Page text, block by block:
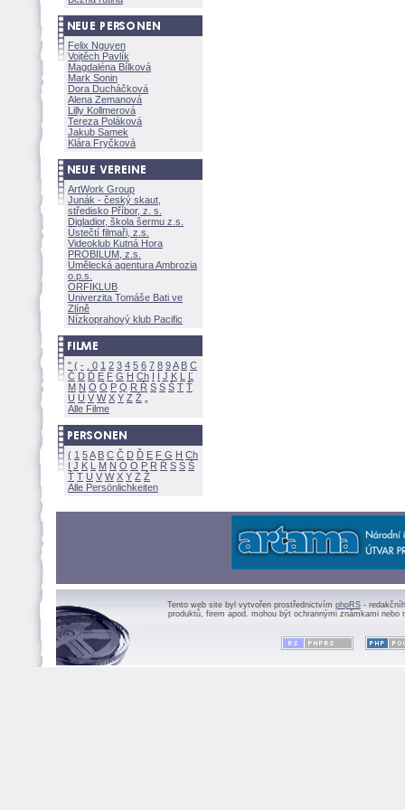
Felix Nguyen
Vojtěch Pavlík
Magdaléna Bílkov
Mark Sonin
Dora Ducháčkov
Alena Zemanov
Lilly Kollmerov
Tereza Polákov
Jakub Samek
Klára Fryčkov
ArtWork Group
Junák - český skaut,
středisko Příbor, z. s.
Digladior, škola šermu z.s.
Ústečtí filmaři, z.s.
Videoklub Kutná Hora
PROBILUM, z.s.
Umělecká agentura Ambrozia
o.p.s.
ORFIKLUB
Univerzita Tomáše Bati ve
Zlíně
Nízkoprahový klub Pacific
" ( - 0 1 2 3 4 5 6 7 8 9A B C
Č D Ď E F G H Ch I Í J K L
Ľ
M N O Ó P Q R Ř S Ś T Ť
U Ú V W X Y Z
Alle Filme
( 1 5A B C Č D Ď E F G H Ch
I J K L M N Ó O P R Ř S Ś
Ť T U V W X Y Z
Alle Persönlichkeiten
Tento web site byl vytvořen prostřednictvím phpRS -
produktů, firem apod. mohou být ochrannými známkami